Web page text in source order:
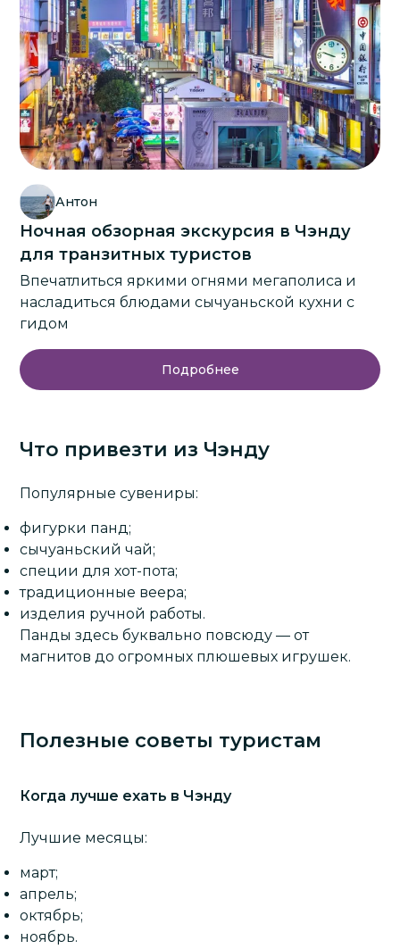
Антон
Ночная обзорная экскурсия в Чэнду
для транзитных туристов
Впечатлиться яркими огнями мегаполиса и
насладиться блюдами сычуаньской кухни с
гидом
Подробнее
Что привезти из Чэнду
Популярные сувениры:
фигурки панд;
сычуаньский чай;
специи для хот-пота;
традиционные веера;
изделия ручной работы.
Панды здесь буквально повсюду — от
магнитов до огромных плюшевых игрушек.
Полезные советы туристам
Когда лучше ехать в Чэнду
Лучшие месяцы:
март;
апрель;
октябрь;
ноябрь.